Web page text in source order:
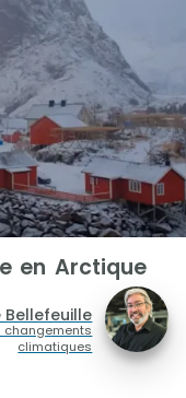
en Arctique
Bellefeuille
changements
climatiques